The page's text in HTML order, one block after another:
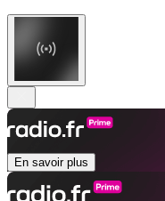
En savoir plus